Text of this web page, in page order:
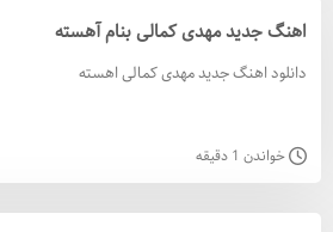
اهنگ جدید مهدی کمالی بنام آهسته
دانلود اهنگ جدید مهدی کمالی اهسته
خواندن 1 دقیقه